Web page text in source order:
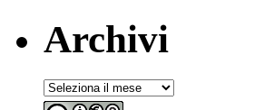
Archivi
Archivi